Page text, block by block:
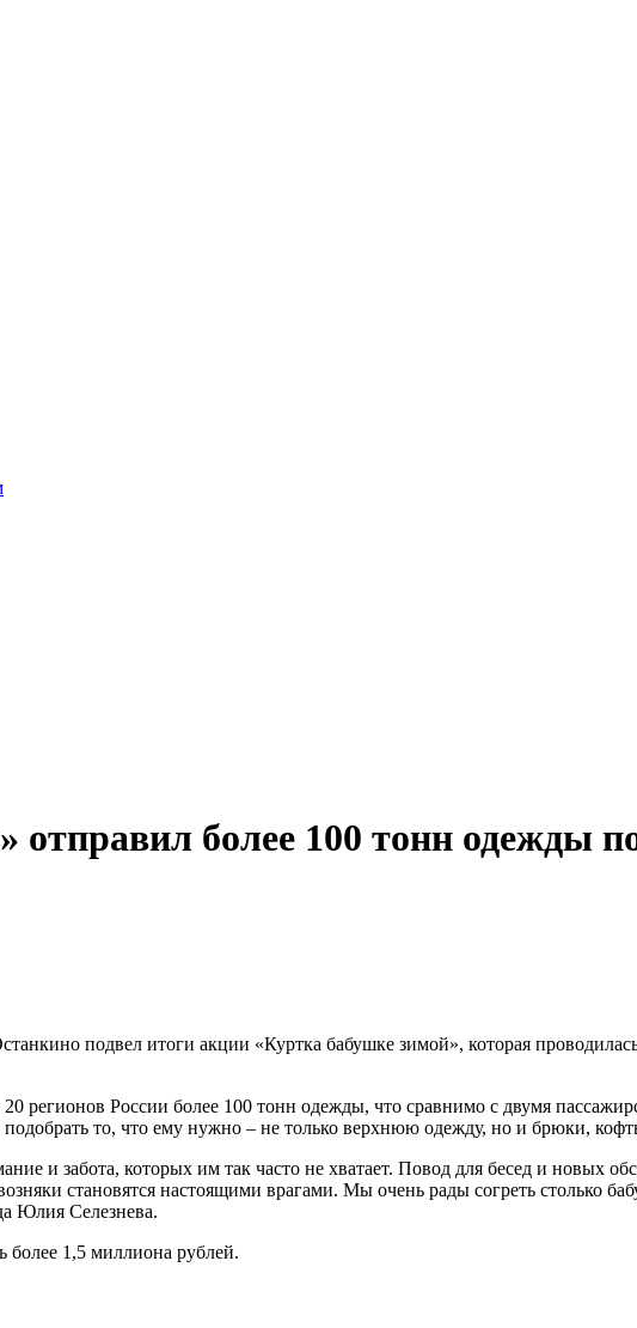
отправил более 100 тонн одежды
подвел итоги акции «Куртка бабушке зимой», которая
регионов России более 100 тонн одежды, что сравнимо с двумя
то, что ему нужно – не только верхнюю одежду, но и брюки,
и забота, которых им так часто не хватает. Повод для бесед и новых
становятся настоящими врагами. Мы очень рады согреть
Юлия Селезнева.
более 1,5 миллиона рублей.